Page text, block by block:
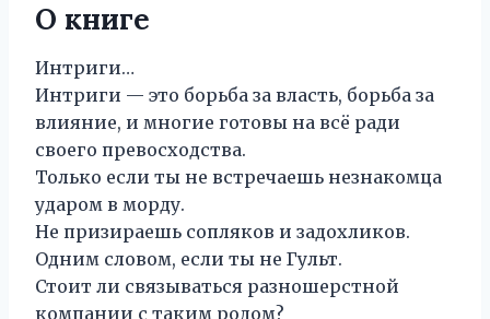
О книге
Интриги…
Интриги — это борьба за власть, борьба за
влияние, и многие готовы на всё ради
своего превосходства.
Только если ты не встречаешь незнакомца
ударом в морду.
Не призираешь сопляков и задохликов.
Одним словом, если ты не Гульт.
Стоит ли связываться разношерстной
компании с таким родом?